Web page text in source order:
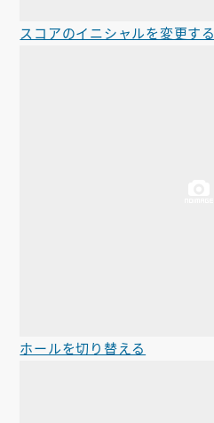
スコアのイニシャルを変更する
ホールを切り替える